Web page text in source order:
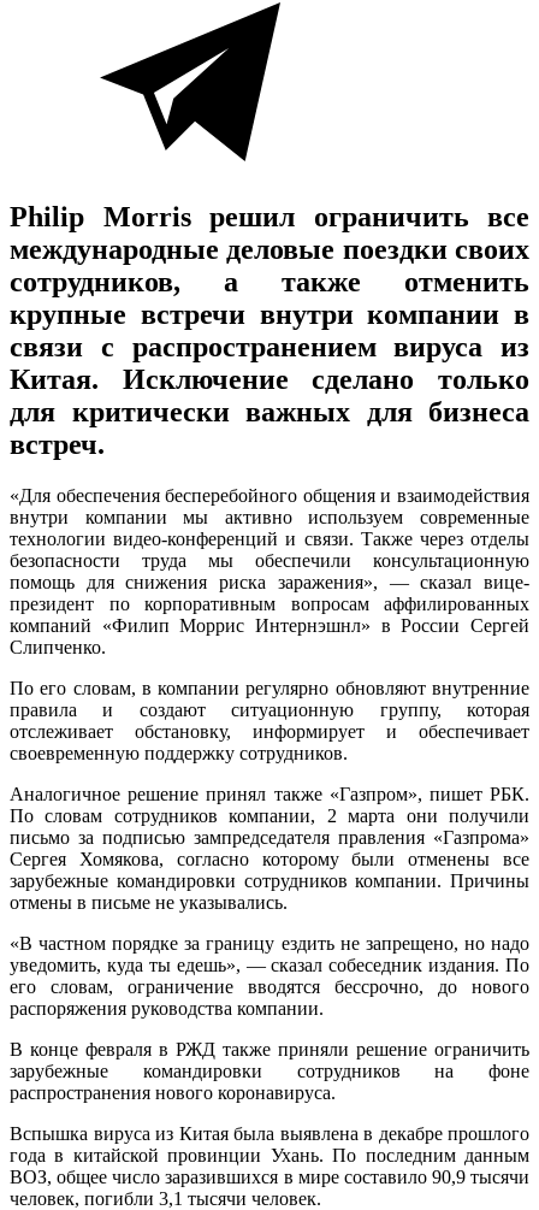
Philip Morris решил ограничить все
международные деловые поездки своих
сотрудников, а также отменить
крупные встречи внутри компании в
связи с распространением вируса из
Китая. Исключение сделано только
для критически важных для бизнеса
встреч.
«Для обеспечения бесперебойного общения и взаимодействия
внутри компании мы активно используем современные
технологии видео-конференций и связи. Также через отделы
безопасности труда мы обеспечили консультационную
помощь для снижения риска заражения», — сказал вице-
президент по корпоративным вопросам аффилированных
компаний «Филип Моррис Интернэшнл» в России Сергей
Слипченко.
По его словам, в компании регулярно обновляют внутренние
правила и создают ситуационную группу, которая
отслеживает обстановку, информирует и обеспечивает
своевременную поддержку сотрудников.
Аналогичное решение принял также «Газпром», пишет РБК.
По словам сотрудников компании, 2 марта они получили
письмо за подписью зампредседателя правления «Газпрома»
Сергея Хомякова, согласно которому были отменены все
зарубежные командировки сотрудников компании. Причины
отмены в письме не указывались.
«В частном порядке за границу ездить не запрещено, но надо
уведомить, куда ты едешь», — сказал собеседник издания. По
его словам, ограничение вводятся бессрочно, до нового
распоряжения руководства компании.
В конце февраля в РЖД также приняли решение ограничить
зарубежные командировки сотрудников на фоне
распространения нового коронавируса.
Вспышка вируса из Китая была выявлена в декабре прошлого
года в китайской провинции Ухань. По последним данным
ВОЗ, общее число заразившихся в мире составило 90,9 тысячи
человек, погибли 3,1 тысячи человек.